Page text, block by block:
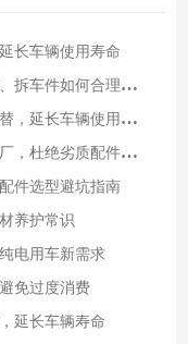
长车辆使用寿命
车件如何合理选择
延长车辆使用寿命
杜绝劣质配件隐患
件选型避坑指南
养护常识
电用车新需求
免过度消费
延长车辆寿命